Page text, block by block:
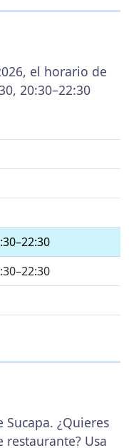
el horario de
20:30–22:30
¿Quieres
restaurante? Usa